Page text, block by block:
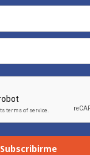
Subscribirme